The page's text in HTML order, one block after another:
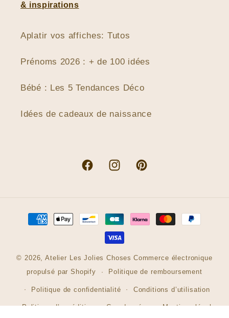
& inspirations
Aplatir vos affiches: Tutos
Prénoms 2026 : + de 100 idées
Bébé : Les 5 Tendances Déco
Idées de cadeaux de naissance
FacebookInstagramPinterest
Moyens
© 2026,Atelier Les Jolies Choses Commerce électronique
propulsé par Shopify
Politique de remboursement
Politique de confidentialité Conditions d’utilisation
Politique d’expédition Coordonnées Mentions légales